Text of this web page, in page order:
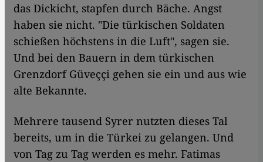
das Dickicht, stapfen durch Bäche. Angst
haben sie nicht. "Die türkischen Soldaten
schießen höchstens in die Luft", sagen sie.
Und bei den Bauern in dem türkischen
Grenzdorf Güveççi gehen sie ein und aus wie
alte Bekannte.
Mehrere tausend Syrer nutzten dieses Tal
bereits, um in die Türkei zu gelangen. Und
von Tag zu Tag werden es mehr. Fatimas